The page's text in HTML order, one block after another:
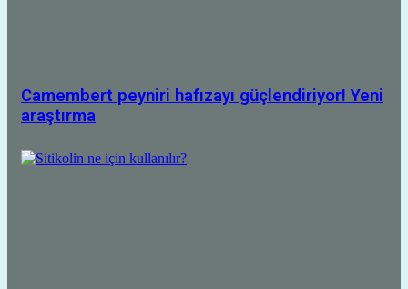
Camembert peyniri hafızayı güçlendiriyor! Yeni
araştırma